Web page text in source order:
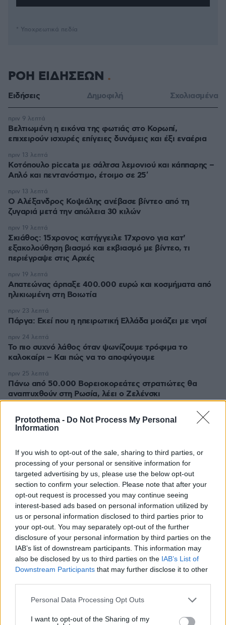
Protothema - Do Not Process My Personal
Information
If you wish to opt-out of the sale, sharing to third parties, or
processing of your personal or sensitive information for
targeted advertising by us, please use the below opt-out
section to confirm your selection. Please note that after your
opt-out request is processed you may continue seeing
interest-based ads based on personal information utilized by
us or personal information disclosed to third parties prior to
your opt-out. You may separately opt-out of the further
disclosure of your personal information by third parties on the
IAB’s list of downstream participants. This information may
also be disclosed by us to third parties on the IAB’s List of
Downstream Participants that may further disclose it to other
Please note that this website/app uses one or more Google
not limited to your visit or usage behaviour. You may click to
Personal Data Processing Opt Outs
I want to opt-out of the Sharing of my
* Υποχρεωτικά πεδία
ΡΟΗ ΕΙΔΗΣΕΩΝ
Ειδήσεις Δημοφιλή Σχολιασμένα
Βελτιωμένη η εικόνα της φωτιάς στο Κορωπί,
επιχειρούν ισχυρές επίγειες δυνάμεις και έξι εναέρια
πριν 9 λεπτά
Κοτόπουλο piccata με σάλτσα λεμονιού και κάππαρης –
Απλό και πεντανόστιμο, έτοιμο σε 25′
πριν 13 λεπτά
Ο Αλέξανδρος Κοψιάλης ανέβασε βίντεο από τη
ζυγαριά μετά την απώλεια 30 κιλών
πριν 13 λεπτά
Σκιάθος: 15χρονος κατήγγειλε 17χρονο για κατ'
εξακολούθηση βιασμό και εκβιασμό με βίντεο, τι
περιέγραψε στις Αρχές
πριν 19 λεπτά
Απατεώνας άρπαξε 400.000 ευρώ και κοσμήματα από
ηλικιωμένη στη Βοιωτία
πριν 19 λεπτά
Πάργα: Εκεί που η ηπειρωτική Ελλάδα μοιάζει με νησί
πριν 23 λεπτά
Το πιο συχνό λάθος όταν ψωνίζουμε τρόφιμα το
καλοκαίρι – Και πώς να το αποφύγουμε
πριν 24 λεπτά
Πάνω από 50.000 Βορειοκορεάτες στρατιώτες θα
αναπτυχθούν στη Ρωσία, λέει ο Ζελένσκι
πριν 25 λεπτά
Τα σοβαρά λάθη που κάνουμε και επηρεάζεται η υγεία
του σκύλου μας
Ο Τομ Χόλαντ δάκρυσε όταν είδε τη Ζεντάγια στον
«μυστικό» γάμο τους στην Αγγλία
ΔΕΙΤΕ ΟΛΕΣ ΤΙΣ ΕΙΔΗΣΕΙΣ
ΤΑ ΠΙΟ ΔΗΜΟΦΙΛΗ